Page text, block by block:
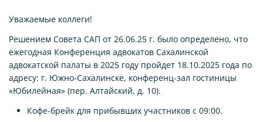
Уважаемые коллеги!
Решением Совета САП от 26.06.25 г. было определено, что
ежегодная Конференция адвокатов Сахалинской
адвокатской палаты в 2025 году пройдет 18.10.2025 года по
адресу: г. Южно-Сахалинске, конференц-зал гостиницы
«Юбилейная» (пер. Алтайский, д. 10).
Кофе-брейк для прибывших участников c 09:00.